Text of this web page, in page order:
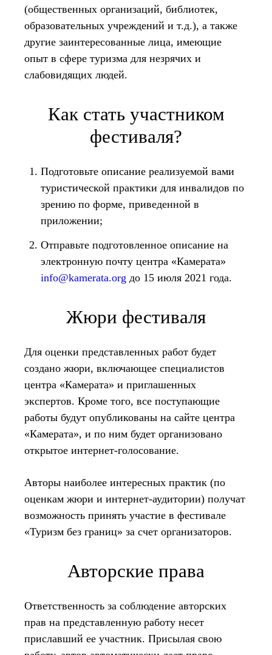
(общественных организаций, библиотек,
образовательных учреждений и т.д.), а также
другие заинтересованные лица, имеющие
опыт в сфере туризма для незрячих и
слабовидящих людей.
Как стать участником
фестиваля?
Подготовьте описание реализуемой вами
туристической практики для инвалидов по
зрению по форме, приведенной в
приложении;
Отправьте подготовленное описание на
электронную почту центра «Камерата»
info@kamerata.org до 15 июля 2021 года.
Жюри фестиваля
Для оценки представленных работ будет
создано жюри, включающее специалистов
центра «Камерата» и приглашенных
экспертов. Кроме того, все поступающие
работы будут опубликованы на сайте центра
«Камерата», и по ним будет организовано
открытое интернет-голосование.
Авторы наиболее интересных практик (по
оценкам жюри и интернет-аудитории) получат
возможность принять участие в фестивале
«Туризм без границ» за счет организаторов.
Авторские права
Ответственность за соблюдение авторских
прав на представленную работу несет
приславший ее участник. Присылая свою